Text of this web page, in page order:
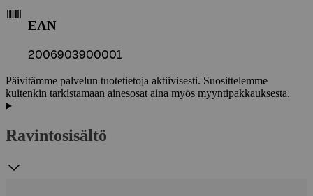
EAN
2006903900001
Päivitämme palvelun tuotetietoja aktiivisesti. Suosittelemme
kuitenkin tarkistamaan ainesosat aina myös myyntipakkauksesta.
Ravintosisältö